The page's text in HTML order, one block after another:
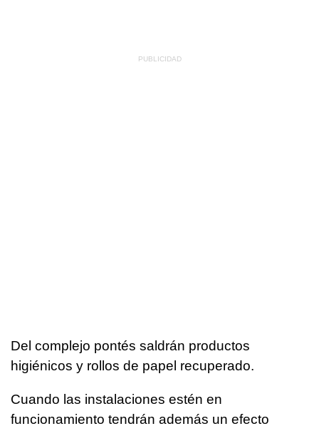
Del complejo pontés saldrán productos
higiénicos y rollos de papel recuperado.
Cuando las instalaciones estén en
funcionamiento tendrán además un efecto